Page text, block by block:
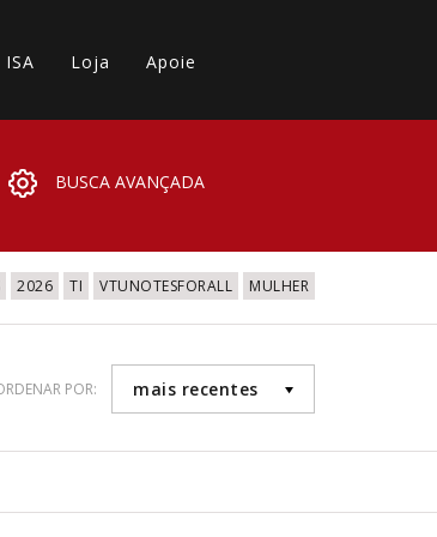
Loja Apoie
BUSCA AVANÇADA
2026 TI VTUNOTESFORALL MULHER
POR: mais recentes